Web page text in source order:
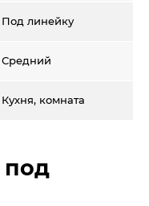
Под линейку
Средний
Кухня, комната
под